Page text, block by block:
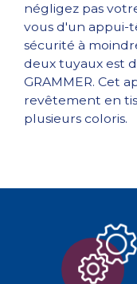
négligez pas
vous d'un
sécurité à
deux tuyaux est
GRAMMER. Cet
revêtement en
plusieurs coloris.